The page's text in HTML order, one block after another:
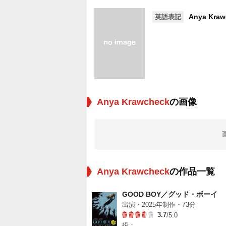
英語表記 Anya
Anya Krawcheckの画像
Anya Krawcheckの作品一覧
GOOD BOY／グッド・ボーイ
出演・2025年制作・73分
3.7/5.0